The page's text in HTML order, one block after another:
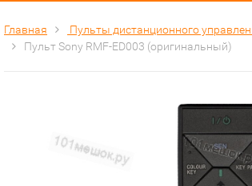
Главная Пульты дистанционного
Пульт Sony RMF-ED003 (оригинальный)